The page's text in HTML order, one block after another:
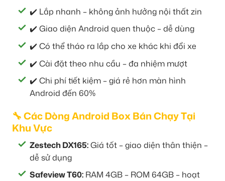
✔️ Lắp nhanh – không ảnh hưởng nội thất zin
✔️ Giao diện Android quen thuộc – dễ dùng
✔️ Có thể tháo ra lắp cho xe khác khi đổi xe
✔️ Cài đặt theo nhu cầu – đa nhiệm mượt
✔️ Chi phí tiết kiệm – giá rẻ hơn màn hình
Android đến 60%
🔧 Các Dòng Android Box Bán Chạy Tại
Khu Vực
Zestech DX165:Giá tốt – giao diện thân thiện –
dễ sử dụng
Safeview T60: RAM 4GB – ROM 64GB – hoạt